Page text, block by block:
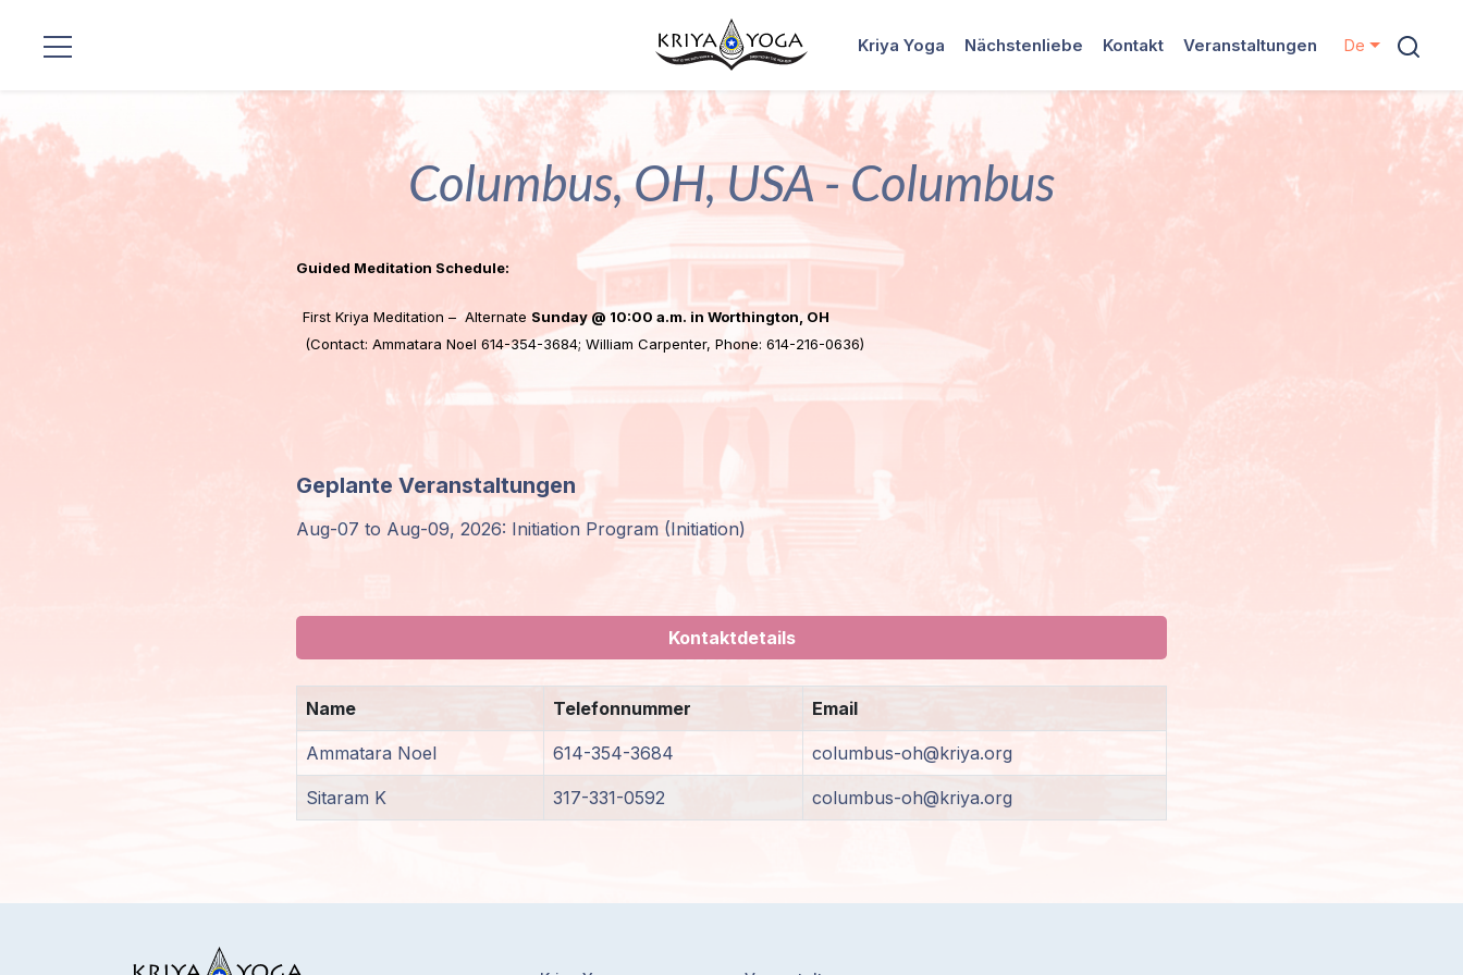
Unsere
Kriya Yoga Nächstenliebe Kontakt Veranstaltungen De
Columbus, OH, USA - Columbus
Guided Meditation Schedule:
First Kriya Meditation – Alternate Sunday @ 10:00 a.m. in Worthington, OH
(Contact: Ammatara Noel 614-354-3684; William Carpenter, Phone: 614-216-0636)
Geplante Veranstaltungen
Aug-07 to Aug-09, 2026: Initiation Program (Initiation)
Kontaktdetails
Name Telefonnummer Email
Ammatara Noel 614-354-3684 columbus-oh@kriya.org
Sitaram K 317-331-0592 columbus-oh@kriya.org